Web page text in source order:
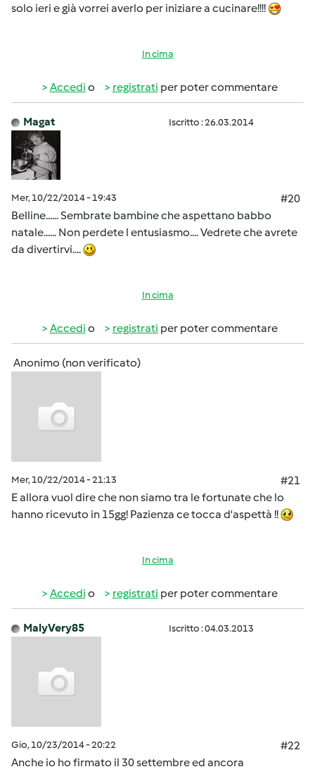
solo ieri e già vorrei averlo per iniziare a cucinare!!!!
In cima
Accedi o registrati per poter commentare
Magat Iscritto : 26.03.2014
Mer, 10/22/2014 - 19:43
#20
Belline...... Sembrate bambine che aspettano babbo
natale...... Non perdete l entusiasmo.... Vedrete che avrete
da divertirvi....
In cima
Accedi o registrati per poter commentare
Anonimo (non verificato)
Mer, 10/22/2014 - 21:13
#21
E allora vuol dire che non siamo tra le fortunate che lo
hanno ricevuto in 15gg! Pazienza ce tocca d'aspettà !!
In cima
Accedi o registrati per poter commentare
MalyVery85 Iscritto : 04.03.2013
Gio, 10/23/2014 - 20:22
#22
Anche io ho firmato il 30 settembre ed ancora